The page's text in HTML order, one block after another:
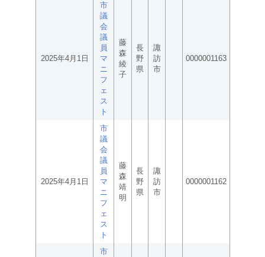
2025年4月1日
市
議
会
議
員
マ
ニ
フ
ェ
ス
ト
藤
森
綾
子
長
野
県
諏
訪
市
0000001163
2025年4月1日
市
議
会
議
員
マ
ニ
フ
ェ
ス
ト
藤
森
靖
明
長
野
県
諏
訪
市
0000001162
市